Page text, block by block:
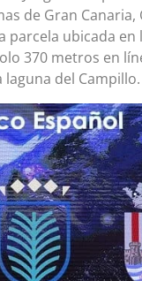
de Gran Canaria,
parcela ubicada
370 metros en
laguna del Campillo.